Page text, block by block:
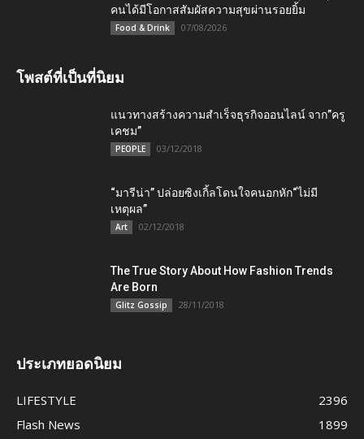
คนได้มีโอกาสสัมผัสความสุขผ่านรอยยิ้ม
Food & Drink 07/08/2026
โพสต์ที่เป็นที่นิยม
แนวทางสร้างความสำเร็จธุรกิจออนไลน์ จาก”ครู
เคชม”
PEOPLE 03/12/2018
“มารีน่า” ปล่อยซิงเกิ้ลโดนใจคนอกหัก“ไม่มี
เหตุผล”
Art 02/12/2018
The True Story About How Fashion Trends
Are Born
Glitz Gossip 28/11/2018
ประเภทยอดนิยม
LIFESTYLE
2396
Flash News
1899